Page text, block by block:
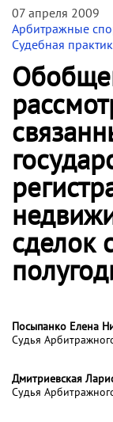
07 апреля 2009
Арбитражные
Судебная
сделок
Посыпанко Елена
Судья
Дмитриевская
Судья